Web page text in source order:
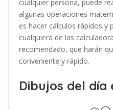
cualquier persona, puede
algunas operaciones
es hacer cálculos rápidos y
cualquiera de las
recomendado, que harán
conveniente y rápido.
Dibujos del día